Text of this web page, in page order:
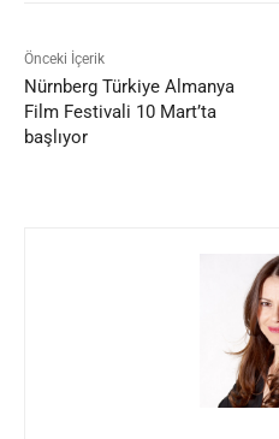
Önceki İçerik
Nürnberg Türkiye Almanya
Film Festivali 10 Mart’ta
başlıyor